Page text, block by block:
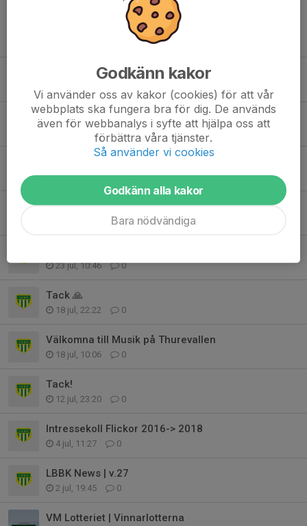
Resultat Byacupen
Tack för hjälpen!
27 jul, 19:31 0
24 jul, 19:09 0
Välkomna till Byacupen 2026!
0
23 jul, 10:46 0
Tack 🙏
18 jul, 22:22 0
Välkomna till Musik på Thurevallen
18 jul, 10:06 0
Tack!
12 jul, 23:20 0
Intressekoll Flickor 2016-> 2018
4 jul, 11:27 0
LBBK News | v.27
2 jul, 19:45 0
VM Lotteriet | Vinnarlotterna
Godkänn kakor
Vi använder oss av kakor (cookies) för att vår
webbplats ska fungera bra för dig. De används
även för webbanalys i syfte att hjälpa oss att
förbättra våra tjänster.
Så använder vi cookies
Godkänn alla kakor
Bara nödvändiga